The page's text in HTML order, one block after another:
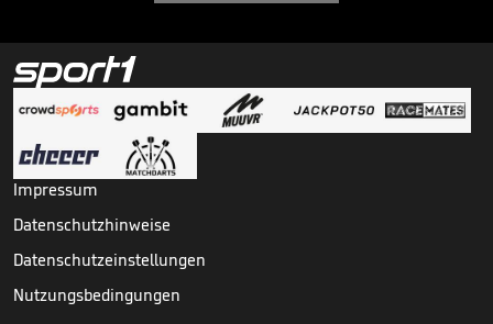
Impressum
Datenschutzhinweise
Datenschutzeinstellungen
Nutzungsbedingungen